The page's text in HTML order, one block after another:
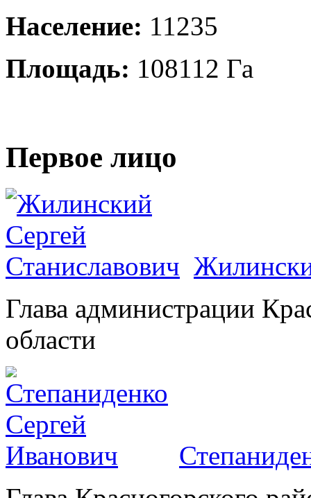
Население: 11235
Площадь: 108112 Га
Первое лицо
Глава администрации
области